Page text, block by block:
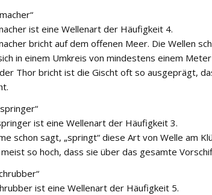
ist eine Wellenart der Häufigkeit 4.
bricht auf dem offenen Meer. Die Wellen
in einem Umkreis von mindestens einem
Thor bricht ist die Gischt oft so ausgeprägt,
ist eine Wellenart der Häufigkeit 3.
schon sagt, „springt“ diese Art von Welle am
so hoch, dass sie über das gesamte
ist eine Wellenart der Häufigkeit 5.